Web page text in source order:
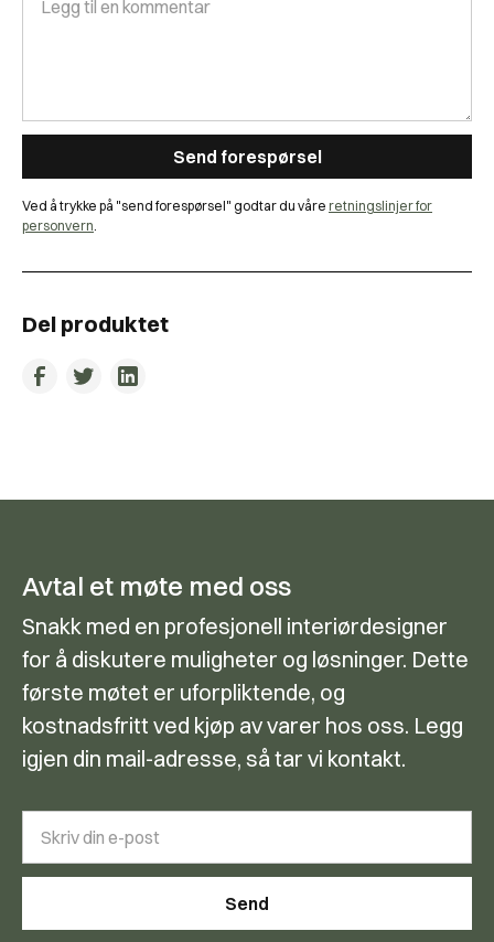
Ved å trykke på "send forespørsel" godtar du våre retningslinjer for
personvern.
Del produktet
Avtal et møte med oss
Snakk med en profesjonell interiørdesigner
for å diskutere muligheter og løsninger. Dette
første møtet er uforpliktende, og
kostnadsfritt ved kjøp av varer hos oss. Legg
igjen din mail-adresse, så tar vi kontakt.